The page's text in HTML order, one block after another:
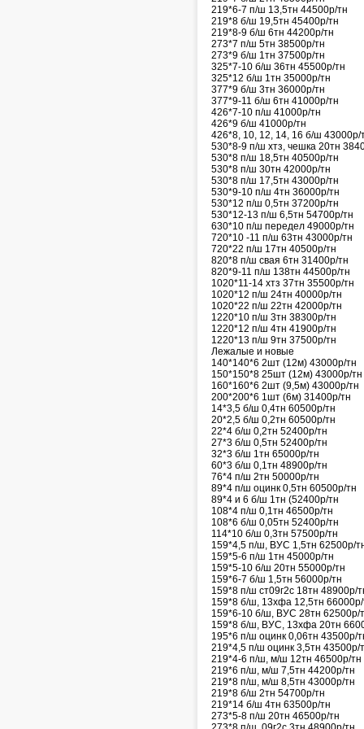
219*6-7 п/ш 13,5тн 44500р/тн
219*8 б/ш 19,5тн 45400р/тн
219*8-9 б/ш 6тн 44200р/тн
273*7 п/ш 5тн 38500р/тн
273*9 б/ш 1тн 37500р/тн
325*7-10 б/ш 36тн 45500р/тн
325*12 б/ш 1тн 35000р/тн
377*9 б/ш 3тн 36000р/тн
377*9-11 б/ш 6тн 41000р/тн
426*7-10 п/ш 41000р/тн
426*9 б/ш 41000р/тн
426*8, 10, 12, 14, 16 б/ш 43000р/
530*8-9 п/ш хтз, чешка 20тн
530*8 п/ш 18,5тн 40500р/тн
530*8 п/ш 30тн 42000р/тн
530*8 п/ш 17,5тн 43000р/тн
530*9-10 п/ш 4тн 36000р/тн
530*12 п/ш 0,5тн 37200р/тн
530*12-13 п/ш 6,5тн 54700р/тн
630*10 п/ш передел 49000р/тн
720*10 -11 п/ш 63тн 43000р/тн
720*22 п/ш 17тн 40500р/тн
820*8 п/ш свая 6тн 31400р/тн
820*9-11 п/ш 138тн 44500р/тн
1020*11-14 хтз 37тн 35500р/тн
1020*12 п/ш 24тн 40000р/тн
1020*22 п/ш 22тн 42000р/тн
1220*10 п/ш 3тн 38300р/тн
1220*12 п/ш 4тн 41900р/тн
1220*13 п/ш 9тн 37500р/тн
Лежалые и новые
140*140*6 2шт (12м) 43000р/тн
150*150*8 25шт (12м) 43000р/тн
160*160*6 2шт (9,5м) 43000р/тн
200*200*6 1шт (6м) 31400р/тн
14*3,5 б/ш 0,4тн 60500р/тн
20*2,5 б/ш 0,2тн 60500р/тн
22*4 б/ш 0,2тн 52400р/тн
27*3 б/ш 0,5тн 52400р/тн
32*3 б/ш 1тн 65000р/тн
60*3 б/ш 0,1тн 48900р/тн
76*4 п/ш 2тн 50000р/тн
89*4 п/ш оцинк 0,5тн 60500р/тн
89*4 и 6 б/ш 1тн (52400р/тн
108*4 п/ш 0,1тн 46500р/тн
108*6 б/ш 0,05тн 52400р/тн
114*10 б/ш 0,3тн 57500р/тн
159*4,5 п/ш, ВУС 1,5тн 62500р/
159*5-6 п/ш 1тн 45000р/тн
159*5-10 б/ш 20тн 55000р/тн
159*6-7 б/ш 1,5тн 56000р/тн
159*8 п/ш ст09г2с 18тн 48900р/
159*8 б/ш, 13хфа 12,5тн 66000р/
159*6-10 б/ш, ВУС 28тн 62500р/
159*8 б/ш, ВУС, 13хфа 20тн
195*6 п/ш оцинк 0,06тн 43500р/
219*4,5 п/ш оцинк 3,5тн 43500р/
219*4-6 п/ш, м/ш 12тн 46500р/тн
219*6 п/ш, м/ш 7,5тн 44200р/тн
219*8 п/ш, м/ш 8,5тн 43000р/тн
219*8 б/ш 2тн 54700р/тн
219*14 б/ш 4тн 63500р/тн
273*5-8 п/ш 20тн 46500р/тн